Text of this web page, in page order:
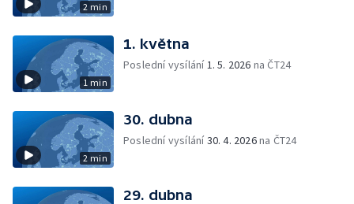
2 min
1 min
1. května
Poslední vysílání1. 5. 2026 na ČT24
2 min
30. dubna
Poslední vysílání30. 4. 2026na ČT24
29. dubna